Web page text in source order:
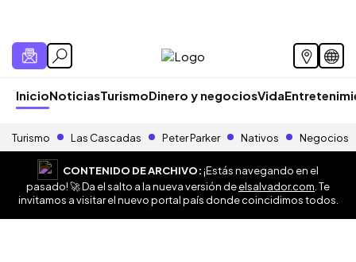
InicioNoticiasTurismoDinero y negociosVida
Turismo Las Cascadas Peter Parker Nativos Negocios
CONTENIDO DE ARCHIVO:¡Estás navegando en el
pasado! 🚀 Da el salto a la nueva versión deelsalvador.com . Te
invitamos a visitar el nuevo portal país donde coincidimos todos.